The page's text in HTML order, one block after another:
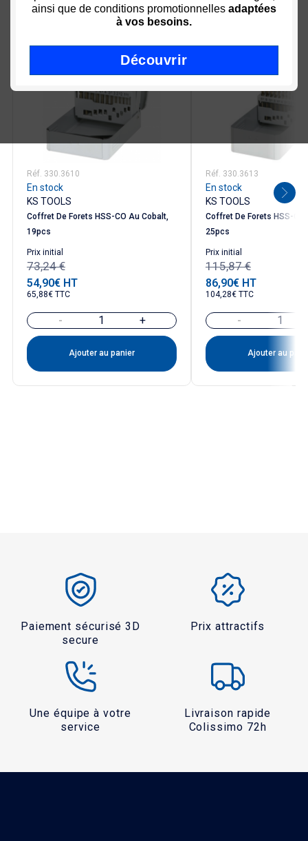
Réf. 330.3610
En stock
KS TOOLS
Coffret De Forets HSS-CO Au Cobalt,
19pcs
Prix
54,90€ HT
65,88€ TTC
Prix ​​initial
73,24 €
- +
Ajouter au panier
-25%
Réf. 330.3613
En stock
KS TOOLS
Coffret De Forets HSS-CO
25pcs
Prix
86,90€ HT
104,28€ TTC
Prix ​​initial
115,87 €
-
Ajouter au
-25%
Paiement sécurisé 3D
secure
Prix attractifs
Une équipe à votre
service
Livraison rapide
Colissimo 72h
ainsi que de conditions promotionnelles adaptées
à vos besoins.
Découvrir